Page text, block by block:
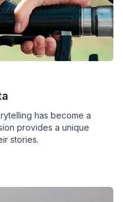
has become a
provides a unique
stories.